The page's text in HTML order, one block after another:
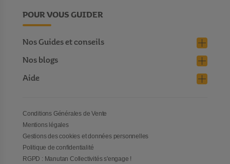
POUR VOUS GUIDER
Nos Guides et conseils
Nos blogs
Aide
Conditions Générales de Vente
Mentions légales
Gestions des cookies et données personnelles
Politique de confidentialité
RGPD : Manutan Collectivités s'engage !